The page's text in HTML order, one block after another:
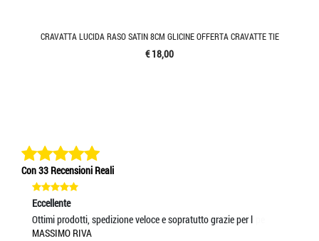
CRAVATTA LUCIDA RASO SATIN 8CM GLICINE OFFERTA CRAVATTE TIE
€ 18,00
Con 33 Recensioni Reali
Eccellente
Ottimi prodotti, spedizione veloce e sopratutto grazie per l
MASSIMO RIVA